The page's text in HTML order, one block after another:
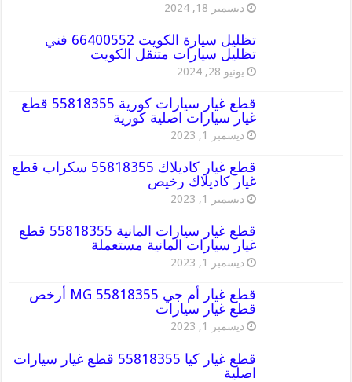
ديسمبر 18, 2024
تظليل سيارة الكويت 66400552 فني
تظليل سيارات متنقل الكويت
يونيو 28, 2024
قطع غيار سيارات كورية 55818355 قطع
غيار سيارات اصلية كورية
ديسمبر 1, 2023
قطع غيار كاديلاك 55818355 سكراب قطع
غيار كاديلاك رخيص
ديسمبر 1, 2023
قطع غيار سيارات المانية 55818355 قطع
غيار سيارات المانية مستعملة
ديسمبر 1, 2023
قطع غيار أم جي MG 55818355 أرخص
قطع غيار سيارات
ديسمبر 1, 2023
قطع غيار كيا 55818355 قطع غيار سيارات
اصلية